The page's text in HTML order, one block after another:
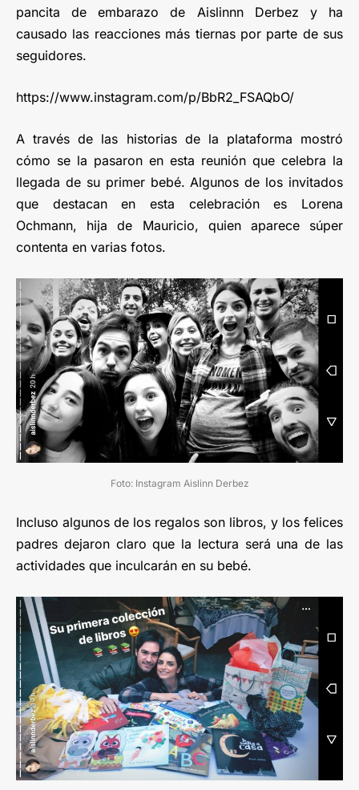
pancita de embarazo de Aislinnn Derbez y ha
causado las reacciones más tiernas por parte de sus
seguidores.
https://www.instagram.com/p/BbR2_FSAQbO/
A través de las historias de la plataforma mostró
cómo se la pasaron en esta reunión que celebra la
llegada de su primer bebé. Algunos de los invitados
que destacan en esta celebración es Lorena
Ochmann, hija de Mauricio, quien aparece súper
contenta en varias fotos.
Foto: Instagram Aislinn Derbez
Incluso algunos de los regalos son libros, y los felices
padres dejaron claro que la lectura será una de las
actividades que inculcarán en su bebé.